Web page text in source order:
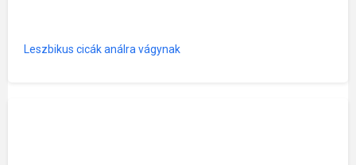
Leszbikus cicák análra vágynak